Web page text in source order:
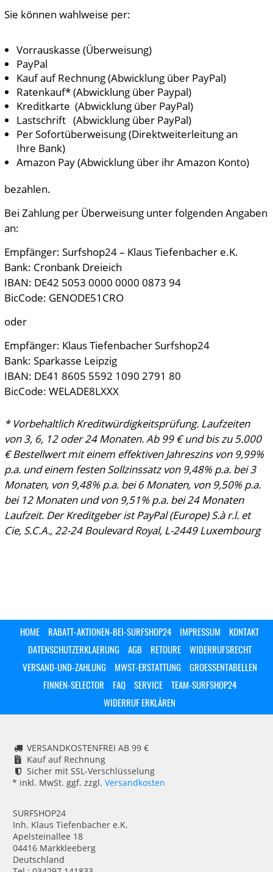
Sie können wahlweise per:
Vorrauskasse (Überweisung)
PayPal
Kauf auf Rechnung (Abwicklung über PayPal)
Ratenkauf* (Abwicklung über Paypal)
Kreditkarte (Abwicklung über PayPal)
Lastschrift (Abwicklung über PayPal)
Per Sofortüberweisung (Direktweiterleitung an
Ihre Bank)
Amazon Pay (Abwicklung über ihr Amazon Konto)
bezahlen.
Bei Zahlung per Überweisung unter folgenden Angaben
an:
Empfänger: Surfshop24 – Klaus Tiefenbacher e.K.
Bank: Cronbank Dreieich
IBAN: DE42 5053 0000 0000 0873 94
BicCode: GENODE51CRO
oder
Empfänger: Klaus Tiefenbacher Surfshop24
Bank: Sparkasse Leipzig
IBAN: DE41 8605 5592 1090 2791 80
BicCode: WELADE8LXXX
* Vorbehaltlich Kreditwürdigkeitsprüfung. Laufzeiten
von 3, 6, 12 oder 24 Monaten. Ab 99 € und bis zu 5.000
€ Bestellwert mit einem effektiven Jahreszins von 9,99%
p.a. und einem festen Sollzinssatz von 9,48% p.a. bei 3
Monaten, von 9,48% p.a. bei 6 Monaten, von 9,50% p.a.
bei 12 Monaten und von 9,51% p.a. bei 24 Monaten
Laufzeit. Der Kreditgeber ist PayPal (Europe) S.à r.l. et
Cie, S.C.A., 22-24 Boulevard Royal, L-2449 Luxembourg
HOME RABATT-AKTIONEN-BEI-SURFSHOP24 IMPRESSUM
KONTAKT
DATENSCHUTZERKLAERUNG
AGB RETOURE
WIDERRUFSRECHT
VERSAND-UND-ZAHLUNG
MWST-ERSTATTUNG
GROESSENTABELLEN
FINNEN-SELECTOR
FAQ SERVICE
TEAM-SURFSHOP24
WIDERRUF ERKLÄREN
VERSANDKOSTENFREI AB 99 €
Kauf auf Rechnung
Sicher mit SSL-Verschlüsselung
* inkl. MwSt. ggf. zzgl. Versandkosten
SURFSHOP24
Inh. Klaus Tiefenbacher e.K.
Apelsteinallee 18
04416 Markkleeberg
Deutschland